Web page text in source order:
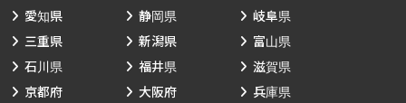
愛知県
静岡県
岐阜県
三重県
新潟県
富山県
石川県
福井県
滋賀県
京都府
大阪府
兵庫県